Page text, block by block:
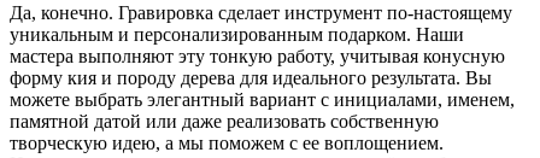
Да, конечно. Гравировка сделает инструмент по-настоящему
уникальным и персонализированным подарком. Наши
мастера выполняют эту тонкую работу, учитывая конусную
форму кия и породу дерева для идеального результата. Вы
можете выбрать элегантный вариант с инициалами, именем,
памятной датой или даже реализовать собственную
творческую идею, а мы поможем с ее воплощением.